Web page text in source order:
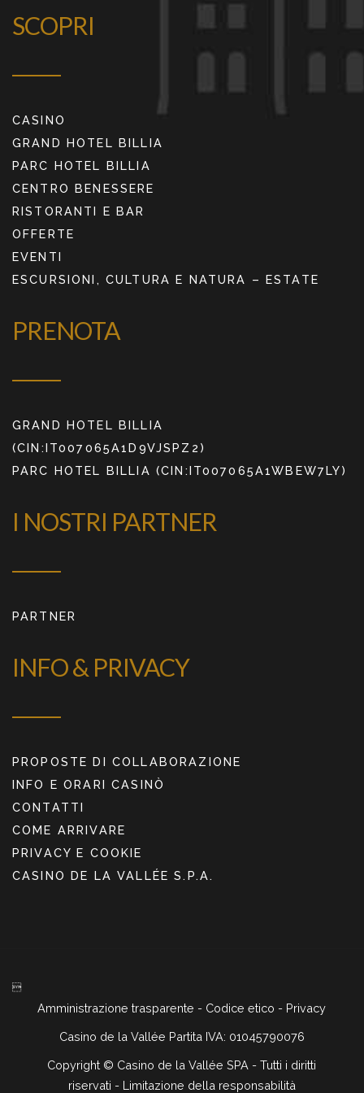
SCOPRI
CASINO
GRAND HOTEL BILLIA
PARC HOTEL BILLIA
CENTRO BENESSERE
RISTORANTI E BAR
OFFERTE
EVENTI
ESCURSIONI, CULTURA E NATURA – ESTATE
PRENOTA
GRAND HOTEL BILLIA
(CIN:IT007065A1D9VJSPZ2)
PARC HOTEL BILLIA (CIN:IT007065A1WBEW7LY)
I NOSTRI PARTNER
PARTNER
INFO & PRIVACY
PROPOSTE DI COLLABORAZIONE
INFO E ORARI CASINÒ
CONTATTI
COME ARRIVARE
PRIVACY E COOKIE
CASINO DE LA VALLÉE S.P.A.

Amministrazione trasparente - Codice etico - Privacy
Casino de la Vallée Partita IVA: 01045790076
Copyright © Casino de la Vallée SPA - Tutti i diritti
riservati - Limitazione della responsabilità